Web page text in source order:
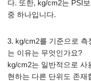
다. 또한, kg/cm2는 PSI
중 하나입니다.
3. kg/cm2를 기준으로 측
는 이유는 무엇인가요?
kg/cm2는 일반적으로 사
현하는 다른 단위도 존재